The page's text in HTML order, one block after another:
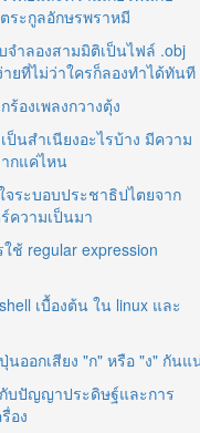
ระกูลอักษรพราหมี
จำลองสามมิติเป็นไฟล์ .obj
ายที่ไม่ว่าใครก็ลองทำได้ทันที
องเพลงกวางตุ้ง
ป็นสำเนียงอะไรบ้าง มีความ
กแค่ไหน
จระบอบประชาธิปไตยจาก
ความเป็นมา
ช้ regular expression
เบื้องต้น ใน linux และ
ออกเสียง "ก" หรือ "ง" กันแ
บปัญญาประดิษฐ์และการ
อง